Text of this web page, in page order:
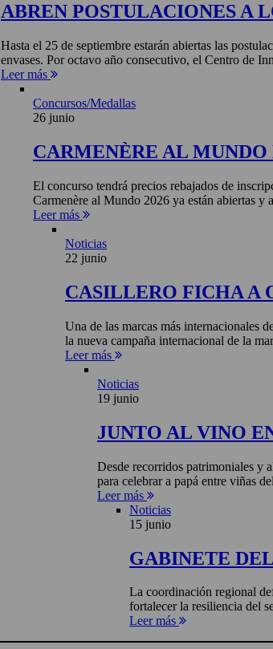
ABREN POSTULACIONES A
Hasta el 25 de septiembre estarán abiertas las
envases. Por octavo año consecutivo, el Centro de
Leer más
Concursos/Medallas
26 junio
CARMENÈRE AL MUNDO
El concurso tendrá precios rebajados de
Carmenère al Mundo 2026 ya están abiertas y
Leer más
Noticias
22 junio
CASILLERO FICHA A
Una de las marcas más internacionales
la nueva campaña internacional de la
Leer más
Noticias
19 junio
JUNTO AL VINO
Desde recorridos patrimoniales y
para celebrar a papá entre viñas
Leer más
Noticias
15 junio
GABINETE
La coordinación regional
fortalecer la resiliencia del
Leer más